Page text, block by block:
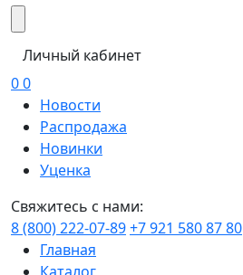
Личный кабинет
00
Новости
Распродажа
Новинки
Уценка
Свяжитесь с нами:
8 (800) 222-07-89+7 921 580 87 80
Главная